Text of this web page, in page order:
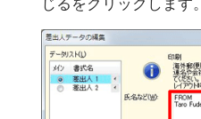
じるをクリックします。